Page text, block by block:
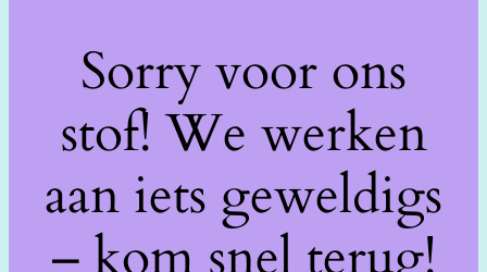
Sorry voor ons
stof! We werken
aan iets geweldigs
– kom snel terug!